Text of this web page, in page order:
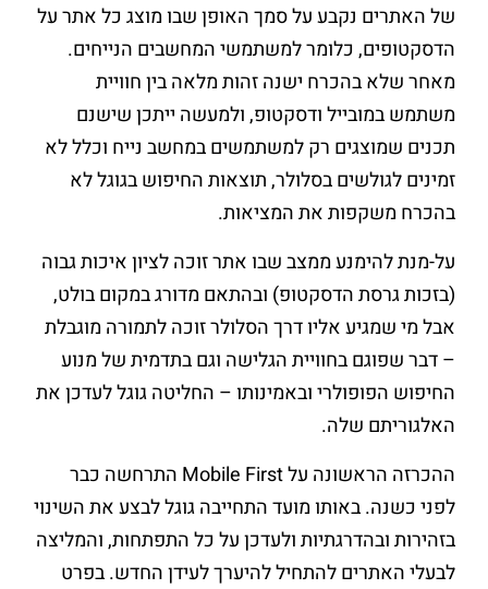
של האתרים נקבע על סמך האופן שבו מוצג כל אתר על
הדסקטופים, כלומר למשתמשי המחשבים הנייחים.
מאחר שלא בהכרח ישנה זהות מלאה בין חוויית
משתמש במובייל ודסקטופ, ולמעשה ייתכן שישנם
תכנים שמוצגים רק למשתמשים במחשב נייח וכלל לא
זמינים לגולשים בסלולר, תוצאות החיפוש בגוגל לא
בהכרח משקפות את המציאות.
על-מנת להימנע ממצב שבו אתר זוכה לציון איכות גבוה
(בזכות גרסת הדסקטופ) ובהתאם מדורג במקום בולט,
אבל מי שמגיע אליו דרך הסלולר זוכה לתמורה מוגבלת
– דבר שפוגם בחוויית הגלישה וגם בתדמית של מנוע
החיפוש הפופולרי ובאמינותו – החליטה גוגל לעדכן את
האלגוריתם שלה.
ההכרזה הראשונה על Mobile First התרחשה כבר
לפני כשנה. באותו מועד התחייבה גוגל לבצע את השינוי
בזהירות ובהדרגתיות ולעדכן על כל התפתחות, והמליצה
לבעלי האתרים להתחיל להיערך לעידן החדש. בפרט